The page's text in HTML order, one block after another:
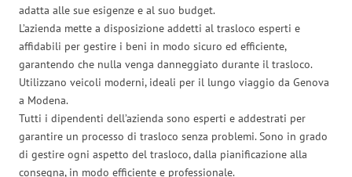
adatta alle sue esigenze e al suo budget.
L’azienda mette a disposizione addetti al trasloco esperti e
affidabili per gestire i beni in modo sicuro ed efficiente,
garantendo che nulla venga danneggiato durante il trasloco.
Utilizzano veicoli moderni, ideali per il lungo viaggio da Genova
a Modena.
Tutti i dipendenti dell’azienda sono esperti e addestrati per
garantire un processo di trasloco senza problemi. Sono in grado
di gestire ogni aspetto del trasloco, dalla pianificazione alla
consegna, in modo efficiente e professionale.